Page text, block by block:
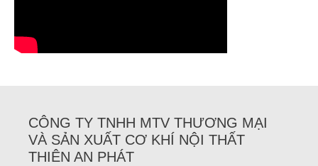
CÔNG TY TNHH MTV THƯƠNG MẠI
VÀ SẢN XUẤT CƠ KHÍ NỘI THẤT
THIÊN AN PHÁT